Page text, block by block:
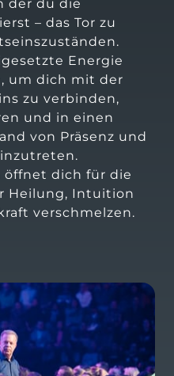
der du die
– das Tor zu
Energie
um dich mit der
zu verbinden,
und in einen
von Präsenz und
öffnet dich für die
Heilung, Intuition
verschmelzen.